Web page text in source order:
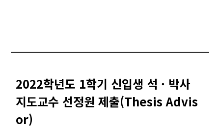
2022학년도 1학기 신입생 석 · 박사
지도교수 선정원 제출(Thesis Advis
or)